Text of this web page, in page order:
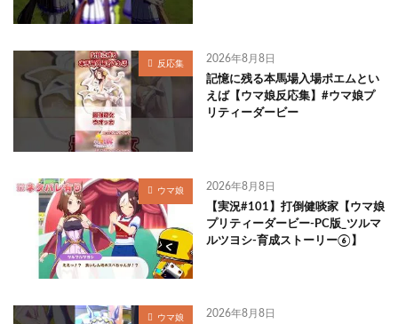
反応集 2026年8月8日
記憶に残る本馬場入場ポエムとい
えば【ウマ娘反応集】#ウマ娘プ
リティーダービー
ウマ娘 2026年8月8日
【実況#101】打倒健啖家【ウマ娘
プリティーダービー-PC版_ツルマ
ルツヨシ-育成ストーリー⑥】
ウマ娘 2026年8月8日